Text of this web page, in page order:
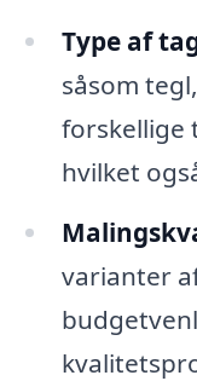
Type af
såsom
forskellige
hvilket
varianter